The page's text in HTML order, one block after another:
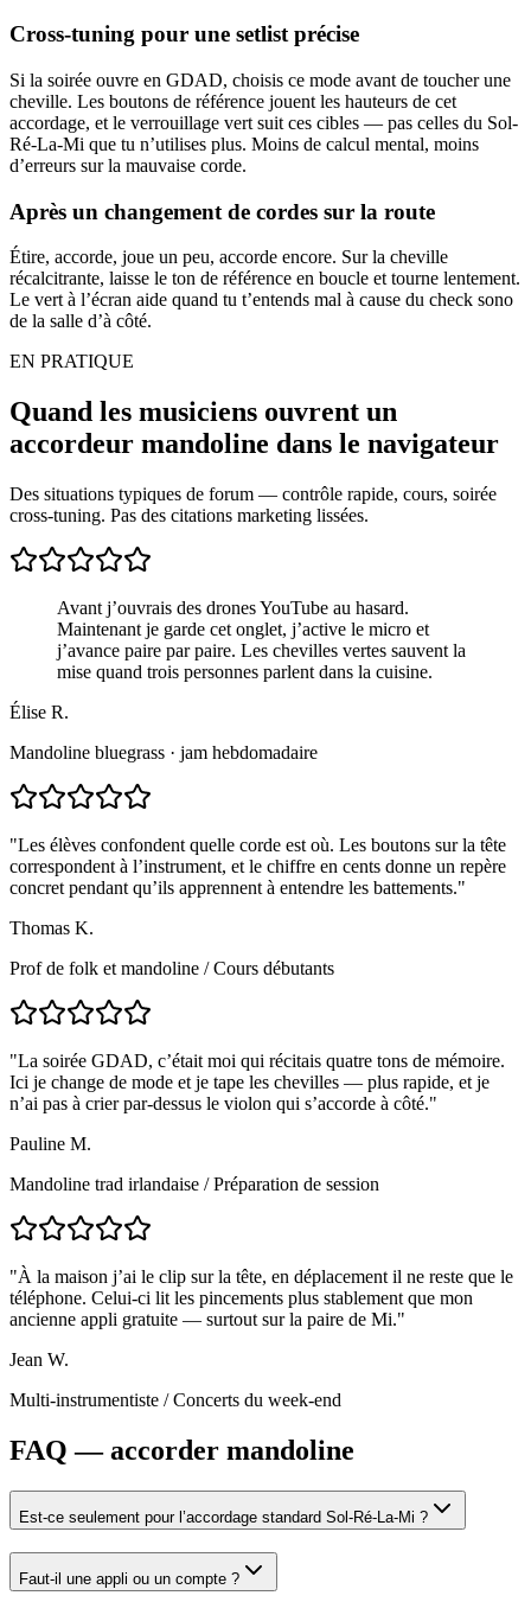
Cross-tuning pour une setlist précise
Si la soirée ouvre en GDAD, choisis ce mode avant de toucher une
cheville. Les boutons de référence jouent les hauteurs de cet
accordage, et le verrouillage vert suit ces cibles — pas celles du Sol-
Ré-La-Mi que tu n’utilises plus. Moins de calcul mental, moins
d’erreurs sur la mauvaise corde.
Après un changement de cordes sur la route
Étire, accorde, joue un peu, accorde encore. Sur la cheville
récalcitrante, laisse le ton de référence en boucle et tourne lentement.
Le vert à l’écran aide quand tu t’entends mal à cause du check sono
de la salle d’à côté.
EN PRATIQUE
Quand les musiciens ouvrent un
accordeur mandoline dans le navigateur
Des situations typiques de forum — contrôle rapide, cours, soirée
cross-tuning. Pas des citations marketing lissées.
Avant j’ouvrais des drones YouTube au hasard.
Maintenant je garde cet onglet, j’active le micro et
j’avance paire par paire. Les chevilles vertes sauvent la
mise quand trois personnes parlent dans la cuisine.
Élise R.
Mandoline bluegrass · jam hebdomadaire
"Les élèves confondent quelle corde est où. Les boutons sur la tête
correspondent à l’instrument, et le chiffre en cents donne un repère
concret pendant qu’ils apprennent à entendre les battements."
Thomas K.
Prof de folk et mandoline /Cours débutants
"La soirée GDAD, c’était moi qui récitais quatre tons de mémoire.
Ici je change de mode et je tape les chevilles — plus rapide, et je
n’ai pas à crier par-dessus le violon qui s’accorde à côté."
Pauline M.
Mandoline trad irlandaise /Préparation de session
"À la maison j’ai le clip sur la tête, en déplacement il ne reste que le
téléphone. Celui-ci lit les pincements plus stablement que mon
ancienne appli gratuite — surtout sur la paire de Mi."
Jean W.
Multi-instrumentiste /Concerts du week-end
FAQ — accorder mandoline
Est-ce seulement pour l’accordage standard Sol-Ré-La-Mi ?
Faut-il une appli ou un compte ?